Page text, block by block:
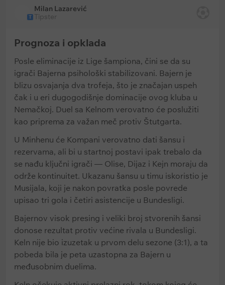
T
Milan Lazarević
Tipster
Prognoza i opklada
Posle eliminacije iz Lige šampiona, čini se da su
igrači Bajerna psihološki stabilizovani. Bajern je
blizu osvajanja dva trofeja, što je značajan uspeh
čak i u eri dugogodišnje dominacije ovog kluba u
Nemačkoj. Duel sa Kelnom verovatno će poslužiti
kao priprema za važan meč protiv Štutgarta.
U Minhenu će Kompani verovatno dati šansu i
rezervama, ali bi u startnoj postavi ipak trebalo da
se nađu ključni igrači — Olise, Dijaz i Kejn moraju da
održe kontinuitet. Ukazanu šansu u timu iskoristio je
Musijala, koji je nakon povratka posle povrede
upisao tri gola i četiri asistencije u Bundesligi.
Bajernov visok presing i veliki broj stvorenih šansi
donose rezultat protiv većine rivala u Bundesligi.
Keln nije bio izuzetak u prvom delu sezone (3:1), a ta
pobeda bila je peta uzastopna za Bajern u
međusobnim duelima.